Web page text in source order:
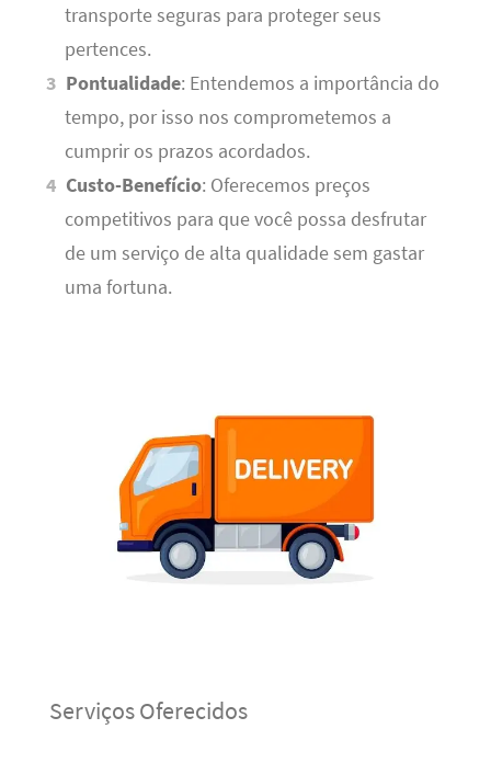
transporte seguras para proteger seus
pertences.
Pontualidade: Entendemos a importância do
tempo, por isso nos comprometemos a
cumprir os prazos acordados.
Custo-Benefício: Oferecemos preços
competitivos para que você possa desfrutar
de um serviço de alta qualidade sem gastar
uma fortuna.
Serviços Oferecidos